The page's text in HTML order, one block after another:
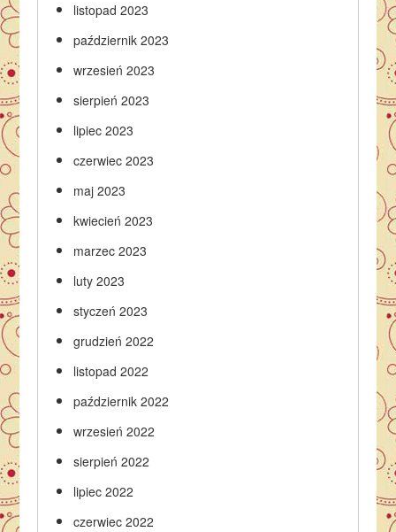
listopad 2023
październik 2023
wrzesień 2023
sierpień 2023
lipiec 2023
czerwiec 2023
maj 2023
kwiecień 2023
marzec 2023
luty 2023
styczeń 2023
grudzień 2022
listopad 2022
październik 2022
wrzesień 2022
sierpień 2022
lipiec 2022
czerwiec 2022